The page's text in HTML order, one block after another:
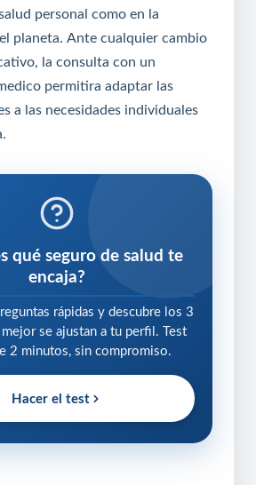
personal como en la
planeta. Ante cualquier cambio
la consulta con un
permitira adaptar las
a las necesidades individuales
qué seguro de salud te
encaja?
rápidas y descubre los 3
se ajustan a tu perfil. Test
2 minutos, sin compromiso.
Hacer el test